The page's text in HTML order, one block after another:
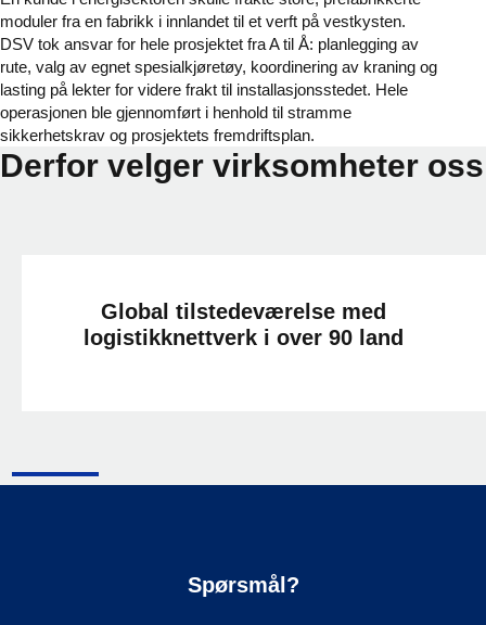
moduler fra en fabrikk i innlandet til et verft på vestkysten.
DSV tok ansvar for hele prosjektet fra A til Å: planlegging av
rute, valg av egnet spesialkjøretøy, koordinering av kraning og
lasting på lekter for videre frakt til installasjonsstedet. Hele
operasjonen ble gjennomført i henhold til stramme
sikkerhetskrav og prosjektets fremdriftsplan.
Derfor velger virksomheter oss
Global tilstedeværelse med
logistikknettverk i over 90 land
Spørsmål?